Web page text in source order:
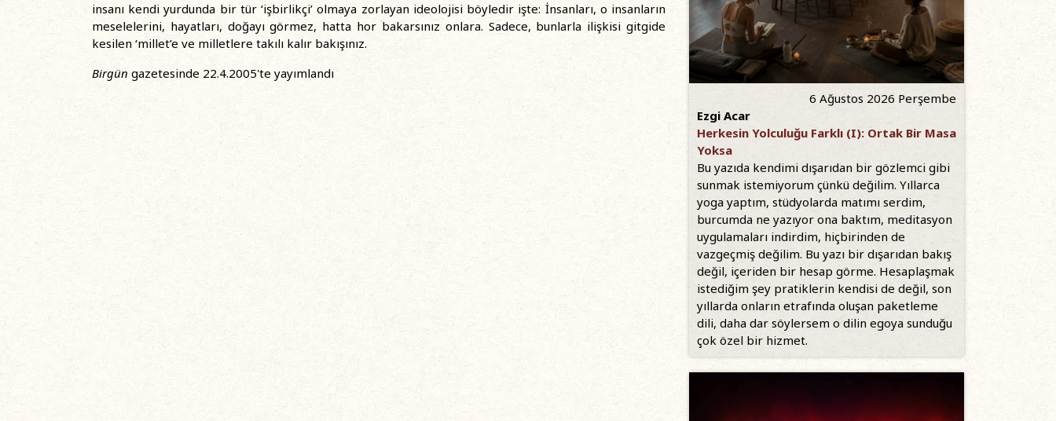
insanı kendi yurdunda bir tür ‘işbirlikçi’ olmaya zorlayan ideolojisi böyledir işte: İnsanları, o insanların
meselelerini, hayatları, doğayı görmez, hatta hor bakarsınız onlara. Sadece, bunlarla ilişkisi gitgide
kesilen ‘millet’e ve milletlere takılı kalır bakışınız.
Birgün gazetesinde 22.4.2005'te yayımlandı
6 Ağustos 2026 Perşembe
Ezgi Acar
Herkesin Yolculuğu Farklı (I): Ortak Bir Masa
Yoksa
Bu yazıda kendimi dışarıdan bir gözlemci gibi
sunmak istemiyorum çünkü değilim. Yıllarca
yoga yaptım, stüdyolarda matımı serdim,
burcumda ne yazıyor ona baktım, meditasyon
uygulamaları indirdim, hiçbirinden de
vazgeçmiş değilim. Bu yazı bir dışarıdan bakış
değil, içeriden bir hesap görme. Hesaplaşmak
istediğim şey pratiklerin kendisi de değil, son
yıllarda onların etrafında oluşan paketleme
dili, daha dar söylersem o dilin egoya sunduğu
çok özel bir hizmet.